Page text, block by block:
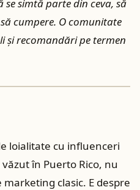
simtă parte din ceva, să
cumpere. O comunitate
și recomandări pe termen
loialitate cu influenceri
în Puerto Rico, nu
clasic. E despre